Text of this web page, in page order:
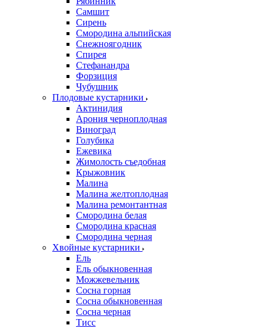
Самшит
Сирень
Смородина альпийская
Снежноягодник
Спирея
Стефанандра
Форзиция
Чубушник
Плодовые кустарники
Актинидия
Арония черноплодная
Виноград
Голубика
Ежевика
Жимолость съедобная
Крыжовник
Малина
Малина желтоплодная
Малина ремонтантная
Смородина белая
Смородина красная
Смородина черная
Хвойные кустарники
Ель
Ель обыкновенная
Можжевельник
Сосна горная
Сосна обыкновенная
Сосна черная
Тисс